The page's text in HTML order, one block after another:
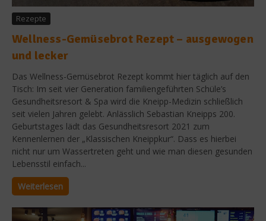
Rezepte
Wellness-Gemüsebrot Rezept – ausgewogen
und lecker
Das Wellness-Gemüsebrot Rezept kommt hier täglich auf den
Tisch: Im seit vier Generation familiengeführten Schüle’s
Gesundheitsresort & Spa wird die Kneipp-Medizin schließlich
seit vielen Jahren gelebt. Anlässlich Sebastian Kneipps 200.
Geburtstages lädt das Gesundheitsresort 2021 zum
Kennenlernen der „Klassischen Kneippkur“. Dass es hierbei
nicht nur um Wassertreten geht und wie man diesen gesunden
Lebensstil einfach...
Weiterlesen